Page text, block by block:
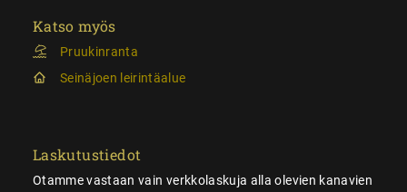
Katso myös
Pruukinranta
Seinäjoen leirintäalue
Laskutustiedot
Otamme vastaan vain verkkolaskuja alla olevien kanavien